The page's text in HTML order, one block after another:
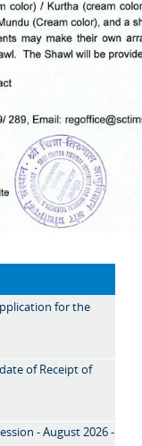
for the
of Receipt of
- August 2026 -